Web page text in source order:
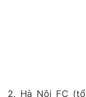
2. Hà Nội FC